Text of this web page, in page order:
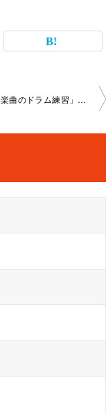
「打ち込み楽曲のドラム練習」池袋教室2022-09-15-no0014-1041